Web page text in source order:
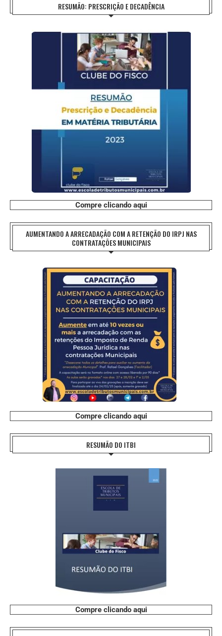
RESUMÃO: PRESCRIÇÃO E DECADÊNCIA
Compre clicando aqui
AUMENTANDO A ARRECADAÇÃO COM A RETENÇÃO DO IRPJ NAS
CONTRATAÇÕES MUNICIPAIS
Compre clicando aqui
RESUMÃO DO ITBI
Compre clicando aqui